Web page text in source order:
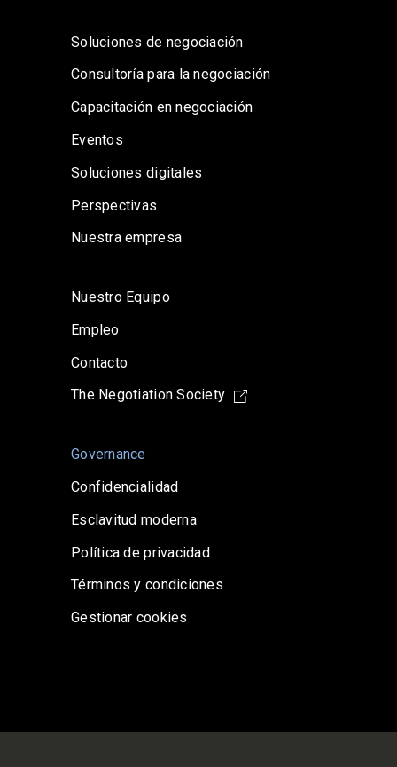
Soluciones de negociación
Consultoría para la negociación
Capacitación en negociación
Eventos
Soluciones digitales
Perspectivas
Nuestra empresa
Nuestro Equipo
Empleo
Contacto
The Negotiation Society
Governance
Confidencialidad
Esclavitud moderna
Política de privacidad
Términos y condiciones
Gestionar cookies